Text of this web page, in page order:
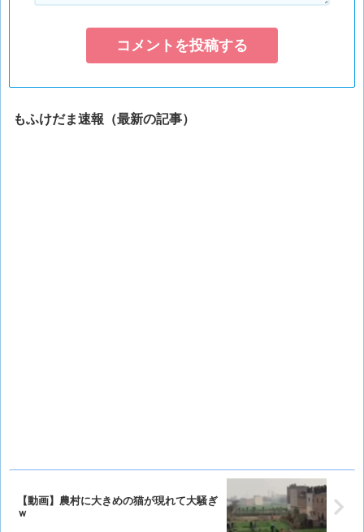
もふけだま速報（最新の記事）
【動画】農村に大きめの猫が現れて大騒ぎ
ｗ